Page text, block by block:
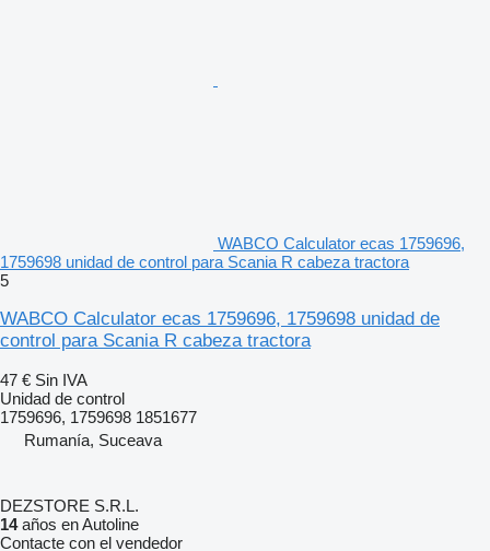
WABCO Calculator ecas 1759696,
1759698 unidad de control para Scania R cabeza tractora
5
WABCO Calculator ecas 1759696, 1759698 unidad de
control para Scania R cabeza tractora
47 € Sin IVA
Unidad de control
1759696, 1759698 1851677
Rumanía, Suceava
DEZSTORE S.R.L.
14años en Autoline
Contacte con el vendedor